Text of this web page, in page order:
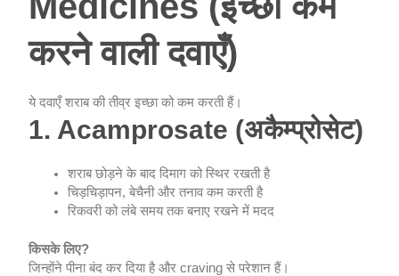
करने वाली दवाएँ)
ये दवाएँ शराब की तीव्र इच्छा को कम करती हैं।
1. Acamprosate (अकैम्प्रोसेट)
शराब छोड़ने के बाद दिमाग को स्थिर रखती है
चिड़चिड़ापन, बेचैनी और तनाव कम करती है
रिकवरी को लंबे समय तक बनाए रखने में मदद
किसके लिए?
जिन्होंने पीना बंद कर दिया है और craving से परेशान हैं।